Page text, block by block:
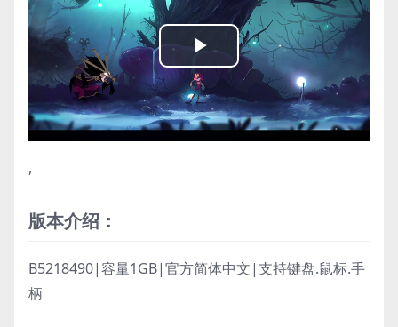
Play
Video
,
版本介绍：
B5218490|容量1GB|官方简体中文|支持键盘.鼠标.手
柄